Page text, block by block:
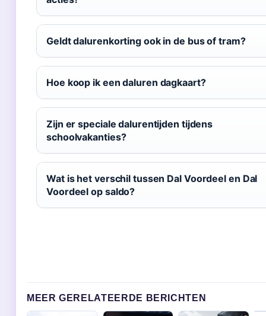
Geldt dalurenkorting ook in de bus of tram?
Hoe koop ik een daluren dagkaart?
Zijn er speciale dalurentijden tijdens
schoolvakanties?
Wat is het verschil tussen Dal Voordeel en Dal
Voordeel op saldo?
MEER GERELATEERDE BERICHTEN